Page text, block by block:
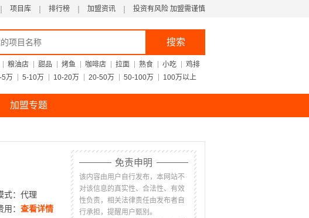
投资有风险 加盟需谨慎
加盟资讯
排行榜
项目库
搜索
粮油店 甜品 烤鱼 咖啡店 拉面 熟食 小吃
鸡排
5万 5-10万 10-20万 20-50万 50-100万 100万以上
加盟专题
式：代理
： 查看详情
免责申明
该内容由用户自行发布，本网站不
对该信息的真实性、合法性、有效
性负责，相关法律责任由发布者自
行承担，提醒用户甄别。